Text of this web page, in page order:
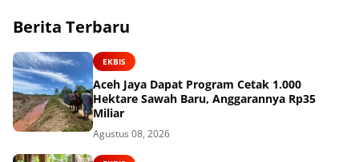
Berita Terbaru
EKBIS
Aceh Jaya Dapat Program Cetak 1.000
Hektare Sawah Baru, Anggarannya Rp35
Miliar
Agustus 08, 2026